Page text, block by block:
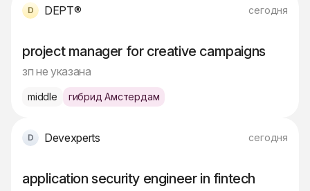
DEPT® сегодня
project manager for creative campaigns
зп не указана
middle гибрид Амстердам
Devexperts сегодня
application security engineer in fintech